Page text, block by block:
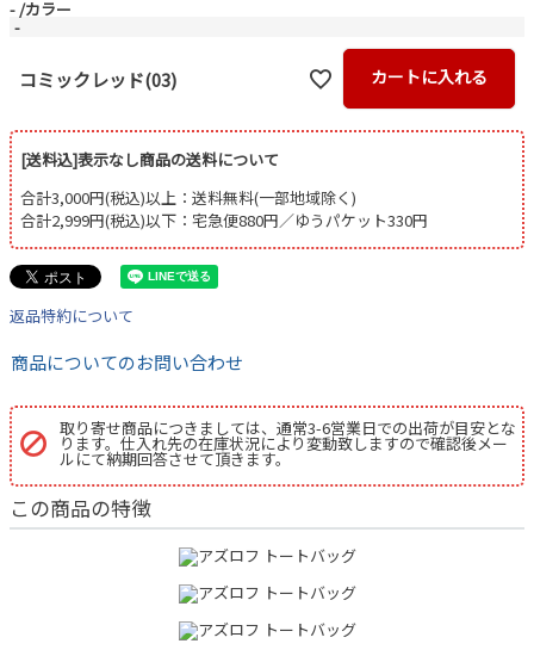
- カラー
-
コミックレッド(03) カートに入れる
[送料込]表示なし商品の送料について
合計3,000円(税込)以上：送料無料(一部地域除く)
合計2,999円(税込)以下：宅急便880円／ゆうパケット330円
返品特約について
商品についてのお問い合わせ
取り寄せ商品につきましては、通常3-6営業日での出荷が目安とな
ります。仕入れ先の在庫状況により変動致しますので確認後メー
ルにて納期回答させて頂きます。
この商品の特徴